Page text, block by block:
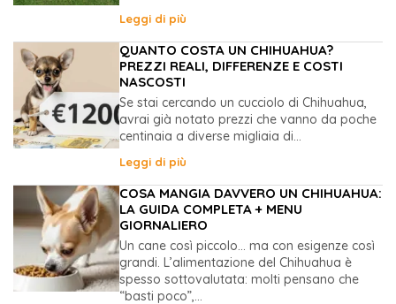
Leggi di più
QUANTO COSTA UN CHIHUAHUA?
PREZZI REALI, DIFFERENZE E COSTI
NASCOSTI
Se stai cercando un cucciolo di Chihuahua,
avrai già notato prezzi che vanno da poche
centinaia a diverse migliaia di...
Leggi di più
COSA MANGIA DAVVERO UN CHIHUAHUA:
LA GUIDA COMPLETA + MENU
GIORNALIERO
Un cane così piccolo… ma con esigenze così
grandi. L’alimentazione del Chihuahua è
spesso sottovalutata: molti pensano che
“basti poco”,...